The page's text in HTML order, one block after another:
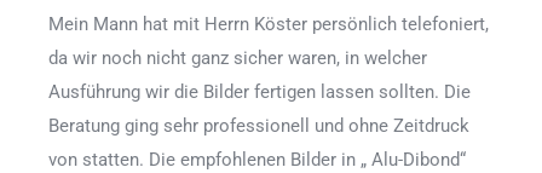
Mein Mann hat mit Herrn Köster persönlich telefoniert,
da wir noch nicht ganz sicher waren, in welcher
Ausführung wir die Bilder fertigen lassen sollten. Die
Beratung ging sehr professionell und ohne Zeitdruck
von statten. Die empfohlenen Bilder in „ Alu-Dibond“